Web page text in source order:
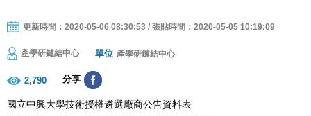
更新時間：2020-05-06 08:30:53 / 張貼時間：2020-05-05 10:19:09
產學研鏈結中心 單位 產學研鏈結中心
2,790 分享
國立中興大學技術授權遴選廠商公告資料表